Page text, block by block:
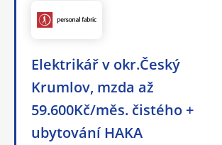
Elektrikář v okr.Český
Krumlov, mzda až
59.600Kč/měs. čistého +
ubytování HAKA